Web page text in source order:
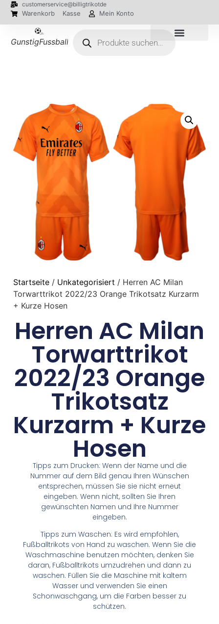
customerservice@billigtrikotde
Warenkorb Kasse Mein Konto
GunstigFussballTrikot
Startseite/ Unkategorisiert / Herren AC Milan
Torwarttrikot 2022/23 Orange Trikotsatz Kurzarm
+ Kurze Hosen
Herren AC Milan
Torwarttrikot
2022/23 Orange
Trikotsatz
Kurzarm + Kurze
Hosen
Tipps zum Drucken: Wenn der Name und die
Nummer auf dem Bild genau Ihren Wünschen
entsprechen, müssen Sie sie nicht erneut
eingeben. Wenn nicht, sollten Sie Ihren
gewünschten Namen und Ihre Nummer
eingeben.
Tipps zum Waschen: Es wird empfohlen,
Fußballtrikots von Hand zu waschen. Wenn Sie die
Waschmaschine benutzen möchten, denken Sie
daran, Fußballtrikots umzudrehen und dann zu
waschen. Füllen Sie die Maschine mit kaltem
Wasser und verwenden Sie einen
Schonwaschgang, um die Farben besser zu
schützen.